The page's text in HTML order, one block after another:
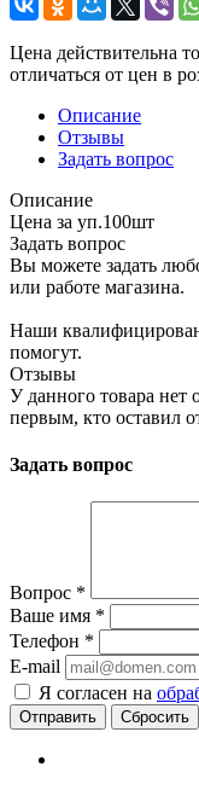
Цена действительна
отличаться от цен в
Описание
Отзывы
Задать вопрос
Описание
Цена за уп.100шт
Задать вопрос
Вы можете задать
или работе магазина.
Наши
помогут.
Отзывы
У данного товара нет
первым, кто оставил
Задать вопрос
Вопрос *
Ваше имя *
Телефон *
E-mail
Я согласен на
Сбросить